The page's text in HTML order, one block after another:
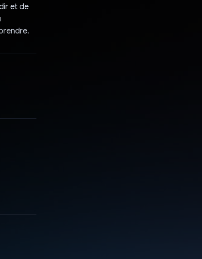
et de